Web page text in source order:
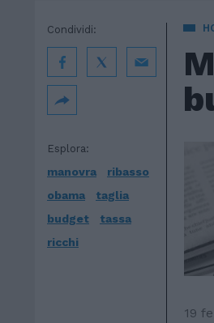
Esplora:
manovra
ribasso
obama
taglia
budget
tassa
ricchi
Condividi:
19